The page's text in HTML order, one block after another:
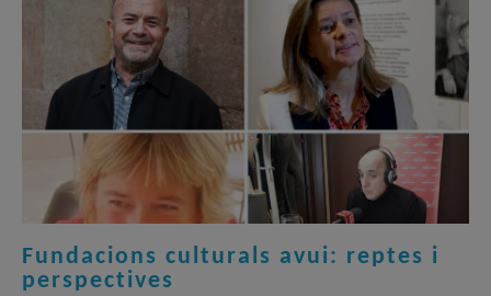
Fundacions culturals avui: reptes i
perspectives